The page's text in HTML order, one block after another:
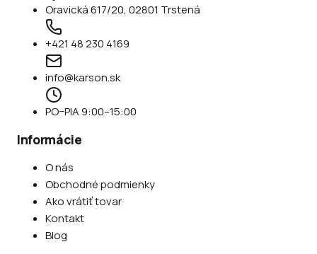
Oravická 617/20, 02801 Trstená
+421 48 230 4169
info@karson.sk
PO–PIA 9:00–15:00
Informácie
O nás
Obchodné podmienky
Ako vrátiť tovar
Kontakt
Blog